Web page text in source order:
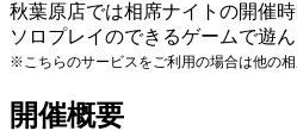
秋葉原店では相席ナイトの開催
ソロプレイのできるゲームで遊
※こちらのサービスをご利用の場合は他の
開催概要